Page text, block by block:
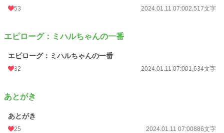
53 2024.01.11 07:002,517文字
エピローグ：ミハルちゃんの一番
エピローグ：ミハルちゃんの一番
32 2024.01.11 07:001,634文字
あとがき
あとがき
25 2024.01.11 07:00886文字